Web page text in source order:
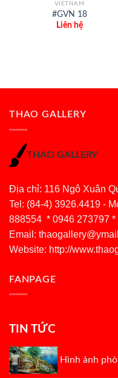
VIETNAM
#GVN 18
Liên hệ
THAO GALLERY
THAO GALLERY
Địa chỉ: 116 Ngô Xuân
Tel: (84-4) 3926.4419 -
888554 * 0946 273797 *
Email:
Website: http://
FANPAGE
TIN TỨC
Hình ảnh